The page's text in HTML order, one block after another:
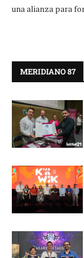
una alianza para
MERIDIANO 87